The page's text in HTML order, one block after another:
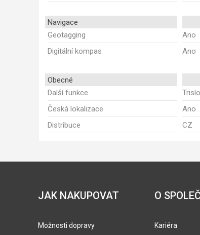
Navigace
Geotagging
Ano
Digitální kompas
Ano
Obecné
Další funkce
Česká lokalizace
Ano
Distribuce
CZ
JAK NAKUPOVAT
Možnosti dopravy
O
Kariéra